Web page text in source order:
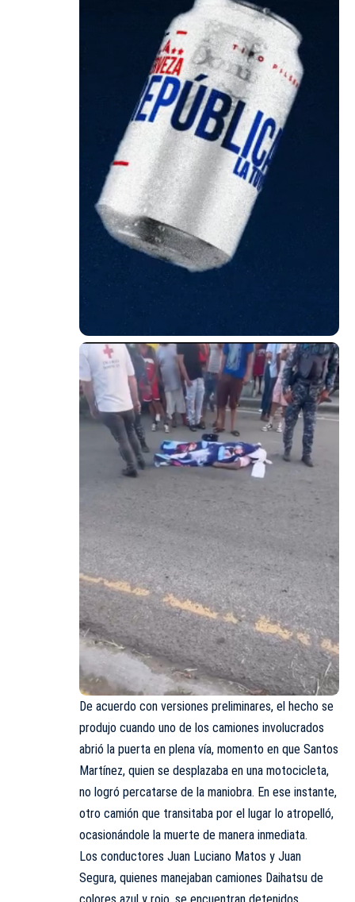
De acuerdo con versiones preliminares, el hecho se
produjo cuando uno de los camiones involucrados
abrió la puerta en plena vía, momento en que Santos
Martínez, quien se desplazaba en una motocicleta,
no logró percatarse de la maniobra. En ese instante,
otro camión que transitaba por el lugar lo atropelló,
ocasionándole la muerte de manera inmediata.
Los conductores Juan Luciano Matos y Juan
Segura, quienes manejaban camiones Daihatsu de